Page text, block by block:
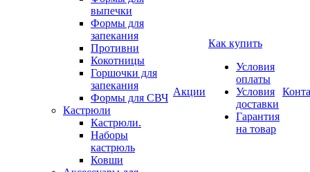
выпечки
Формы для
запекания
Противни
Кокотницы
Горшочки для
запекания
Формы для СВЧ
Кастрюли
Кастрюли.
Наборы
кастрюль
Ковши
Акции
Как купить
Условия
оплаты
Условия
доставки
Гарантия
на товар